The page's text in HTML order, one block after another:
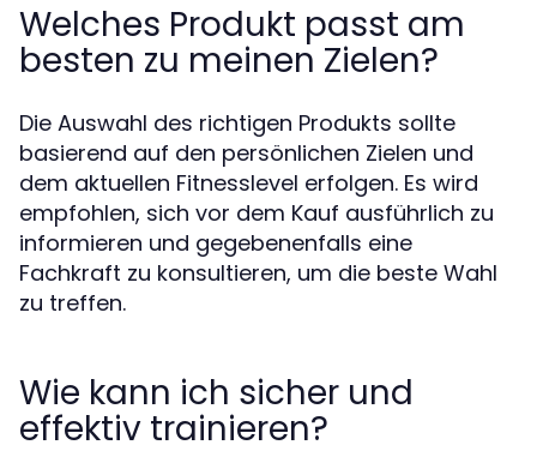
Welches Produkt passt am
besten zu meinen Zielen?
Die Auswahl des richtigen Produkts sollte
basierend auf den persönlichen Zielen und
dem aktuellen Fitnesslevel erfolgen. Es wird
empfohlen, sich vor dem Kauf ausführlich zu
informieren und gegebenenfalls eine
Fachkraft zu konsultieren, um die beste Wahl
zu treffen.
Wie kann ich sicher und
effektiv trainieren?